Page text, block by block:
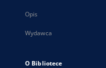
Opis
Wydawca
O Bibliotece